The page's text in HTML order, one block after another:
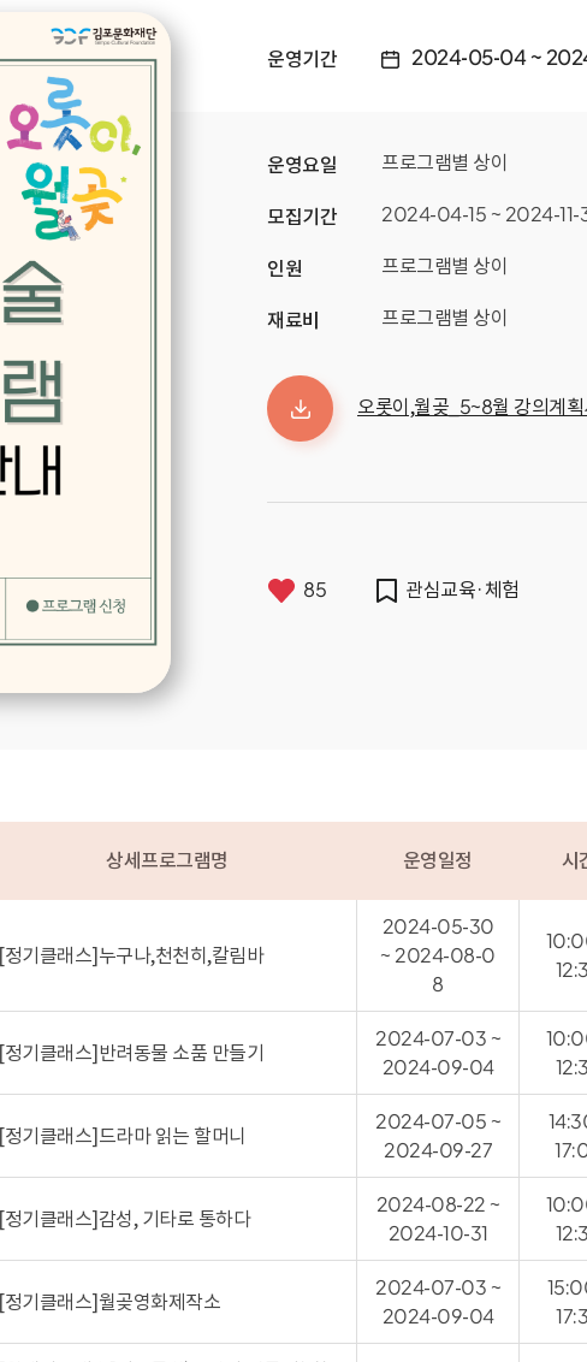
운영기간 2024-05-04~
운영요일 프로그램별 상이
모집기간 2024-04-15 ~ 2024-11-
인원 프로그램별 상이
재료비 프로그램별 상이
오롯이,월곶_5~8월 강의계
85 관심교육·체험
상세프로그램명 운영일정 시
[정기클래스]누구나,천천히,칼림바
2024-05-30
~ 2024-08-0
8
[정기클래스]반려동물 소품 만들기
2024-07-03 ~
2024-09-04
[정기클래스]드라마 읽는 할머니
2024-07-05 ~
2024-09-27
[정기클래스]감성, 기타로 통하다
2024-08-22 ~
2024-10-31
[정기클래스]월곶영화제작소
2024-07-03 ~
2024-09-04